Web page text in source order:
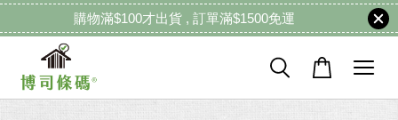
購物滿$100才出貨 , 訂單滿$1500免運